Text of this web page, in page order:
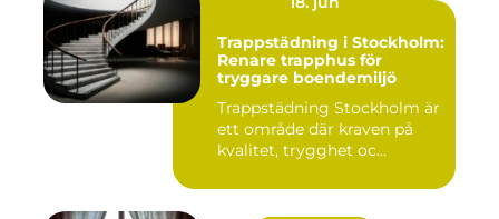
Trappstädning i Stockholm:
Renare trapphus för
tryggare boendemiljö
Trappstädning Stockholm är
ett område där kraven på
kvalitet, trygghet oc...